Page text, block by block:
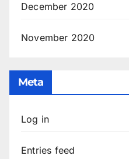
December 2020
November 2020
Meta
Log in
Entries feed